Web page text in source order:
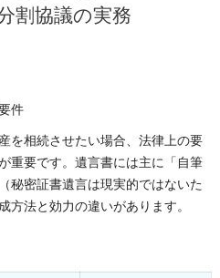
割協議の実務
件
を相続させたい場合、法律上の要
重要です。遺言書には主に「自筆
秘密証書遺言は現実的ではないた
法と効力の違いがあります。